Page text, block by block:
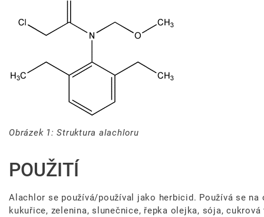
Obrázek 1: Struktura alachloru
POUŽITÍ
Alachlor se používá/používal jako herbicid. Používá se na
kukuřice, zelenina, slunečnice, řepka olejka, sója,